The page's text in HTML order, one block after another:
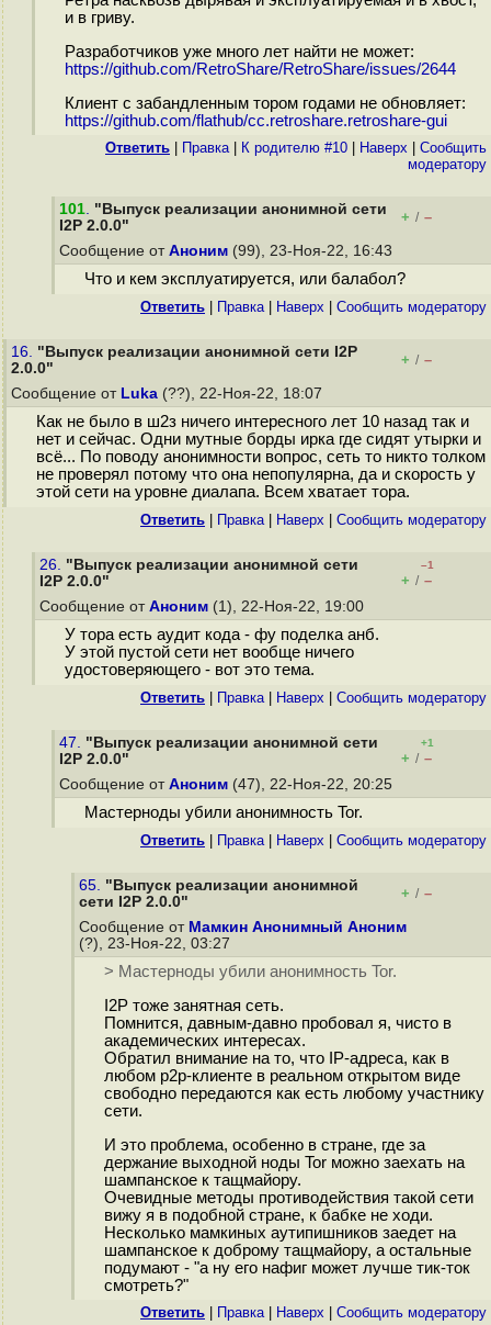
и в гриву.
Разработчиков уже много лет найти не может:
https://github.com/RetroShare/RetroShare/issues/2644
Клиент с забандленным тором годами не обновляет:
https://github.com/flathub/cc.retroshare.retroshare-gui
Ответить Правка| К родителю #10 Наверх
Cообщить
модератору
101. "Выпуск реализации анонимной сети
I2P 2.0.0"
+ / –
Сообщение от Аноним (99), 23-Ноя-22, 16:43
Что и кем эксплуатируется, или балабол?
Ответить Правка| Наверх Cообщить модератору
16. "Выпуск реализации анонимной сети I2P
2.0.0"
+ / –
Сообщение от Luka (??), 22-Ноя-22, 18:07
Как не было в ш2з ничего интересного лет 10 назад так и
нет и сейчас. Одни мутные борды ирка где сидят утырки и
всё... По поводу анонимности вопрос, сеть то никто толком
не проверял потому что она непопулярна, да и скорость у
этой сети на уровне диалапа. Всем хватает тора.
Ответить Правка| Наверх Cообщить модератору
26. "Выпуск реализации анонимной сети
I2P 2.0.0"
–1
+ / –
Сообщение от Аноним (1), 22-Ноя-22, 19:00
У тора есть аудит кода - фу поделка анб.
У этой пустой сети нет вообще ничего
удостоверяющего - вот это тема.
Ответить Правка| Наверх Cообщить модератору
47. "Выпуск реализации анонимной сети
I2P 2.0.0"
+1
+ / –
Сообщение от Аноним (47), 22-Ноя-22, 20:25
Мастерноды убили анонимность Tor.
Ответить Правка| Наверх Cообщить модератору
65. "Выпуск реализации анонимной
сети I2P 2.0.0"
+ / –
Сообщение от Мамкин Анонимный Аноним
(?), 23-Ноя-22, 03:27
> Мастерноды убили анонимность Tor.
I2P тоже занятная сеть.
Помнится, давным-давно пробовал я, чисто в
академических интересах.
Обратил внимание на то, что IP-адреса, как в
любом p2p-клиенте в реальном открытом виде
свободно передаются как есть любому участнику
сети.
И это проблема, особенно в стране, где за
держание выходной ноды Tor можно заехать на
шампанское к тащмайору.
Очевидные методы противодействия такой сети
вижу я в подобной стране, к бабке не ходи.
Несколько мамкиных аутипишников заедет на
шампанское к доброму тащмайору, а остальные
подумают - "а ну его нафиг может лучше тик-ток
смотреть?"
Ответить Правка| Наверх Cообщить модератору